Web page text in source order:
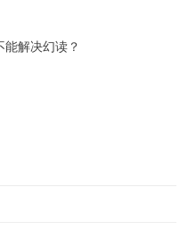
解决幻读？